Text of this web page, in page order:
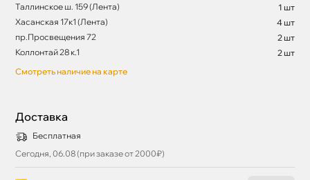
Таллинское ш. 159 (Лента)
1 шт
Хасанская 17к1 (Лента)
4 шт
пр.Просвещения 72
2 шт
Коллонтай 28 к.1
2 шт
Смотреть наличие на карте
Доставка
Бесплатная
Сегодня, 06.08 (при заказе от 2000₽)